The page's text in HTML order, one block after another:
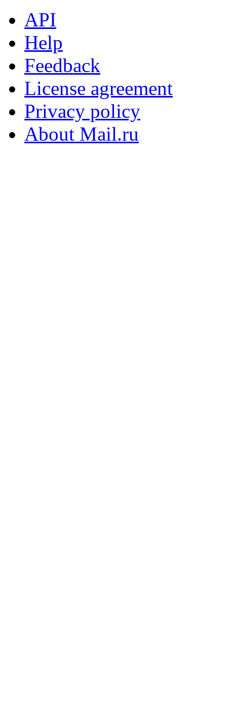
API
Help
Feedback
License agreement
Privacy policy
About Mail.ru